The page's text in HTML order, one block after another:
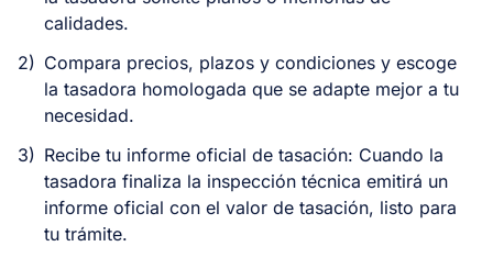
calidades.
2) Compara precios, plazos y condiciones y escoge
la tasadora homologada que se adapte mejor a tu
necesidad.
3) Recibe tu informe oficial de tasación: Cuando la
tasadora finaliza la inspección técnica emitirá un
informe oficial con el valor de tasación, listo para
tu trámite.